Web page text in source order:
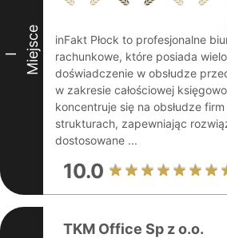
I Miejsce
inFakt Płock to profesjonalne
rachunkowe, które posiada
doświadczenie w obsłudze
w zakresie całościowej
koncentruje się na obsłudze
strukturach, zapewniając
dostosowane ...
10.0
TKM Office Sp z o.o.